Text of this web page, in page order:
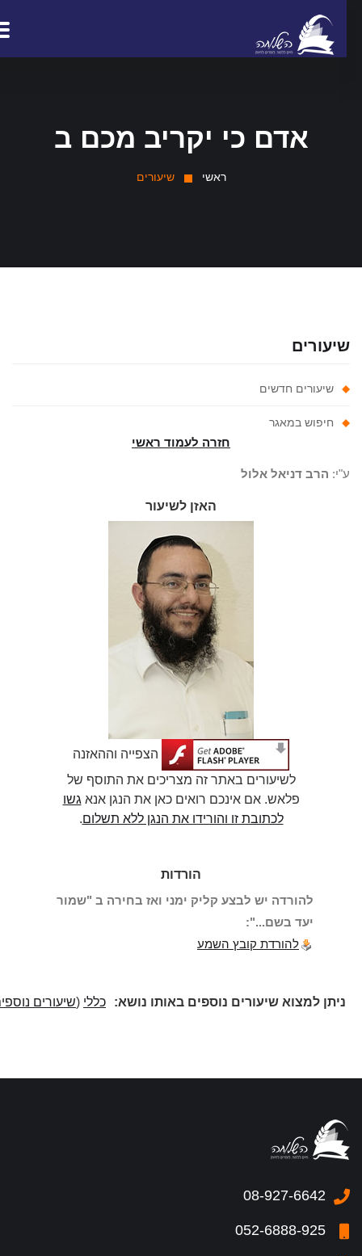
אדם כי יקריב מכם ב
ראשי שיעורים
שיעורים חדשים
חיפוש במאגר
חזרה לעמוד ראשי
הרב דניאל אלול
האזן לשיעור
הצפייה וההאזנה
לשיעורים באתר זה מצריכים את התוסף של
פלאש. אם אינכם רואים כאן את הנגן אנאגשו
לכתובת זו והורידו את הנגן ללא תשלום.
הורדות
להורדה יש לבצע קליק ימני ואז בחירה ב "שמור
יעד בשם...":
להורדת קובץ השמע
ניתן למצוא שיעורים נוספים באותו נושא: כללי(שיעורים נוספים)
08-927-6642
052-6888-925